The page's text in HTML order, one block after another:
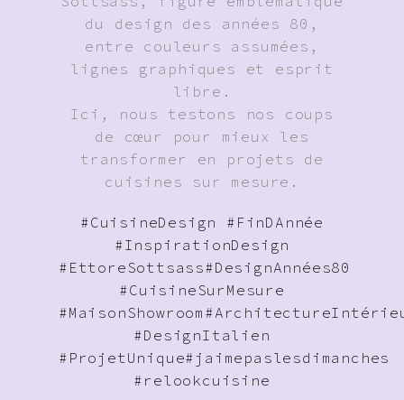
du design des années 80,
entre couleurs assumées,
lignes graphiques et esprit
libre.
Ici, nous testons nos coups
de cœur pour mieux les
transformer en projets de
cuisines sur mesure.
#CuisineDesign
#FinDAnnée
#InspirationDesign
#EttoreSottsass#DesignAnnées80
#CuisineSurMesure
#MaisonShowroom
#DesignItalien
#ProjetUnique#jaimepaslesdimanches
#relookcuisine